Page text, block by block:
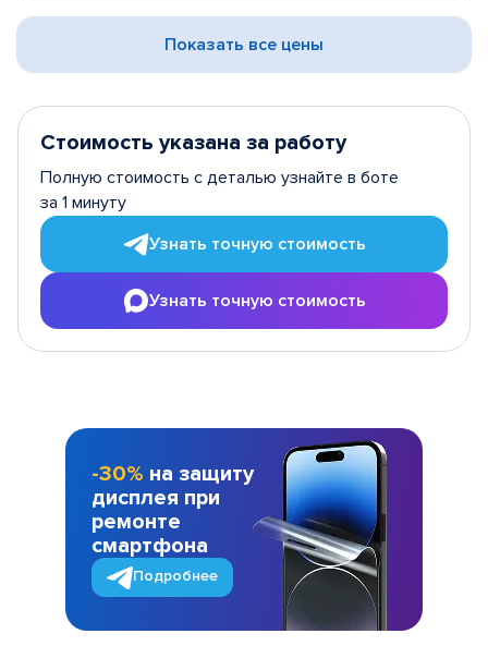
Показать все цены
Стоимость указана за работу
Полную стоимость с деталью узнайте в боте
за 1 минуту
Узнать точную стоимость
Узнать точную стоимость
-30% на защиту
дисплея при
ремонте
смартфона
Подробнее